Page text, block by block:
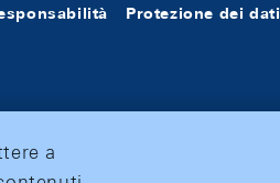
Protezione dei dati
a